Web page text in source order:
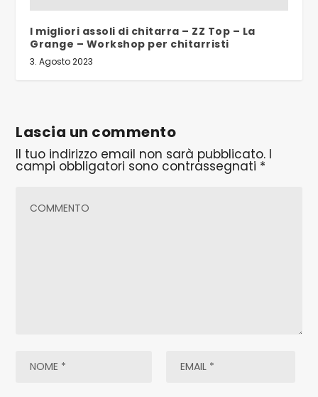
I migliori assoli di chitarra – ZZ Top – La
Grange – Workshop per chitarristi
3. Agosto 2023
Lascia un commento
Il tuo indirizzo email non sarà pubblicato. I
campi obbligatori sono contrassegnati *